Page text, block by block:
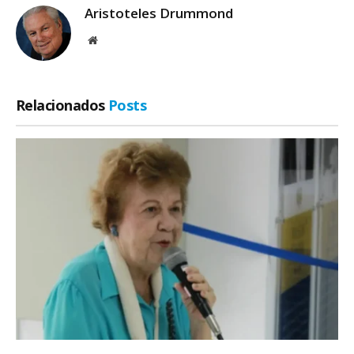
Aristoteles Drummond
Site
Relacionados Posts